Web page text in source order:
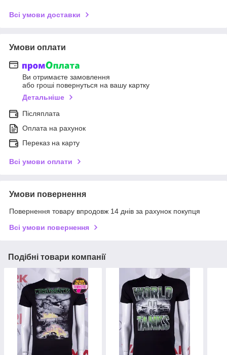
Всі умови доставки
Умови оплати
Ви отримаєте замовлення
або гроші повернуться на вашу картку
Детальніше
Післяплата
Оплата на рахунок
Переказ на карту
Всі умови оплати
Умови повернення
Повернення товару впродовж 14 днів за рахунок покупця
Всі умови повернення
Подібні товари компанії